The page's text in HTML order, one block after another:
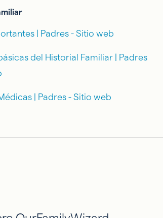
| Padres - Sitio web
del Historial Familiar | Padres
| Padres - Sitio web